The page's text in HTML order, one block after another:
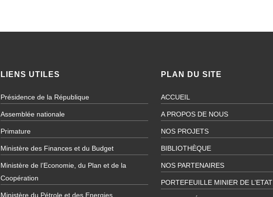
LIENS UTILES
Présidence de la République
Assemblée nationale
Primature
Ministère des Finances et du Budget
Ministère de l’Economie, du Plan et de la
Coopération
Ministère du Pétrole et des Energies
PLAN DU SITE
ACCUEIL
A PROPOS DE NOUS
NOS PROJETS
BIBLIOTHÈQUE
NOS PARTENAIRES
PORTEFEUILLE MINIER DE L’ETAT